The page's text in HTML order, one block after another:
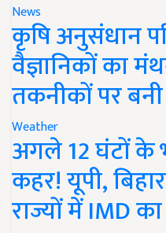
News
कृषि अनुसंधान
वैज्ञानिकों का
तकनीकों पर
Weather
अगले 12 घंटों के
कहर! यूपी,
राज्यों में IMD